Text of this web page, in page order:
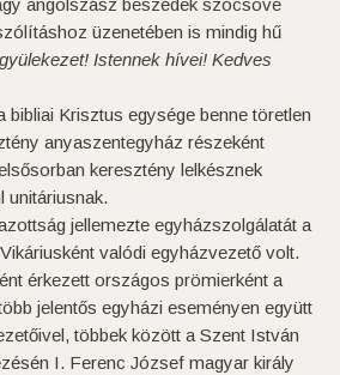
angolszász beszédek szócsöve
üzenetében is mindig hű
Istennek hívei! Kedves
bibliai Krisztus egysége benne töretlen
anyaszentegyház részeként
keresztény lelkésznek
unitáriusnak.
jellemezte egyházszolgálatát a
valódi egyházvezető volt.
érkezett országos prömierként a
jelentős egyházi eseményen együtt
többek között a Szent István
I. Ferenc József magyar király